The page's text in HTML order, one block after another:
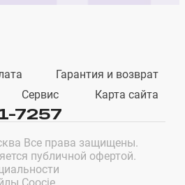
Гарантия и возврат
Сервис Карта сайта
7257
Все права защищены.
публичной офертой.